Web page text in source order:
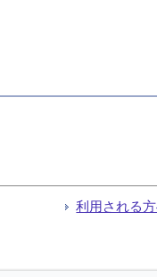
利用される